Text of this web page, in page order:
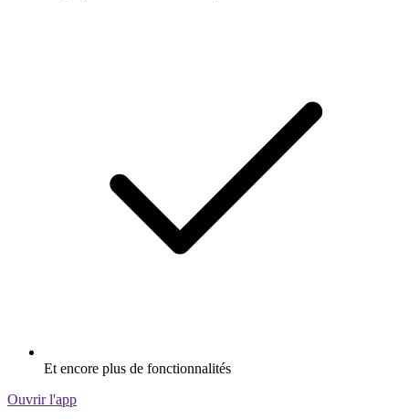
Et encore plus de fonctionnalités
Ouvrir l'app